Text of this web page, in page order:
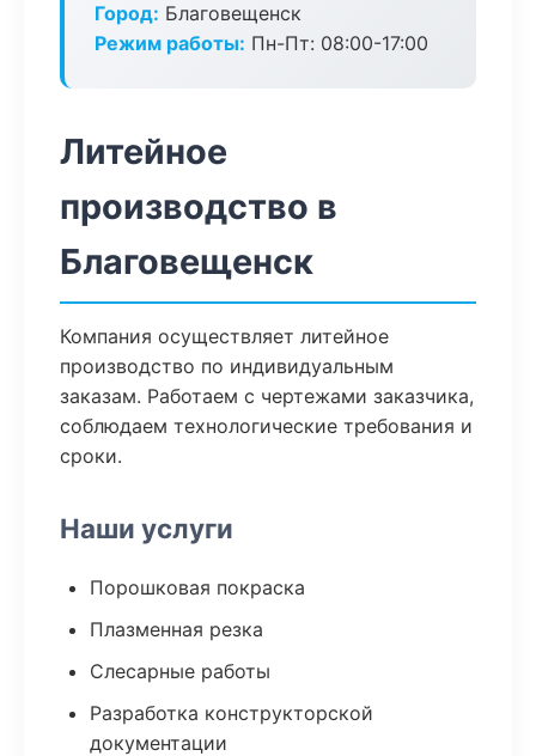
Город: Благовещенск
Режим работы: Пн-Пт: 08:00-17:00
Литейное
производство в
Благовещенск
Компания осуществляет литейное
производство по индивидуальным
заказам. Работаем с чертежами заказчика,
соблюдаем технологические требования и
сроки.
Наши услуги
Порошковая покраска
Плазменная резка
Слесарные работы
Разработка конструкторской
документации